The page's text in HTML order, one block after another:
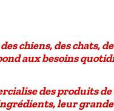
chiens, des chats,
aux besoins
des produits
, leur